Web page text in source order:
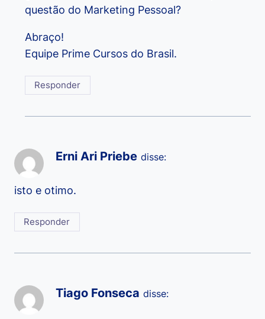
questão do Marketing Pessoal?
Abraço!
Equipe Prime Cursos do Brasil.
Responder
Erni Ari Priebe disse:
isto e otimo.
Responder
Tiago Fonseca disse: